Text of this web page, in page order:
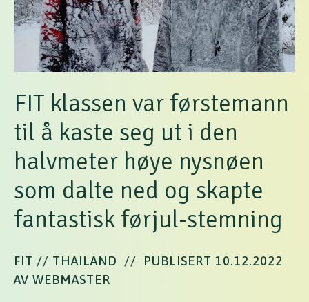
FIT klassen var førstemann
til å kaste seg ut i den
halvmeter høye nysnøen
som dalte ned og skapte
fantastisk førjul-stemning
FIT // THAILAND //
PUBLISERT 10.12.2022
AV WEBMASTER